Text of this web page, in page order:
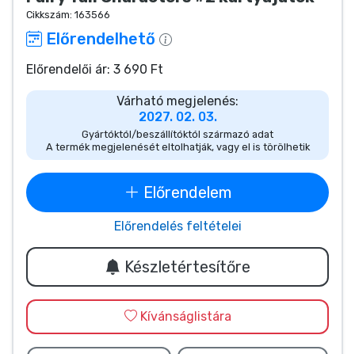
Cikkszám: 163566
Előrendelhető
Előrendelői ár: 3 690 Ft
Várható megjelenés:
2027. 02. 03.
Gyártóktól/beszállítóktól származó adat
A termék megjelenését eltolhatják, vagy el is törölhetik
Előrendelem
Előrendelés feltételei
Készletértesítőre
Kívánságlistára
Sportos cuccok
Zenés cuccok
Terméktípusok